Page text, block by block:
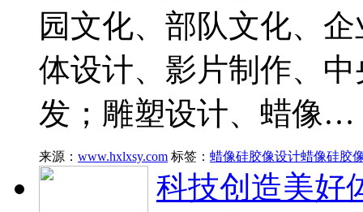
园文化、部队文化、
体设计、影片制作、
发；雕塑设计、蜡像…
来源： www.hxlxsy.com 标签： 蜡像硅胶像设计蜡像硅胶
科技创造美好